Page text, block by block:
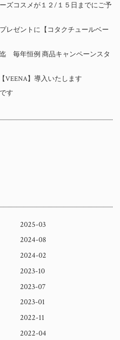
ズコスメが１２/１５日までにご予
レゼントに【コタクチュールベー
毎年恒例 商品キャンペーンスタ
VEENA】導入いたします
す
2025-03
2024-08
2024-02
2023-10
2023-07
2023-01
2022-11
2022-04